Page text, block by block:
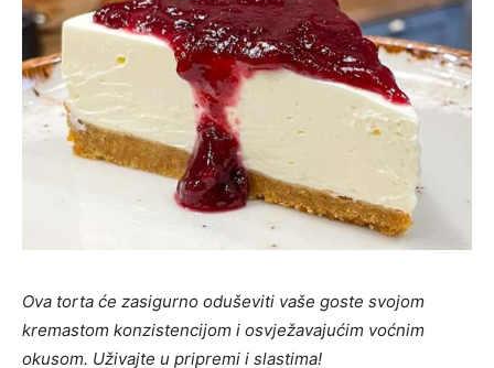
Ova torta će zasigurno oduševiti vaše goste svojom
kremastom konzistencijom i osvježavajućim voćnim
okusom. Uživajte u pripremi i slastima!